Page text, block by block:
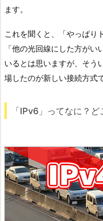
ます。
これを聞くと、「やっぱり
「他の光回線にした方が
いるとは思いますが、そう
場したのが新しい接続方式
「IPv6」ってなに？ど